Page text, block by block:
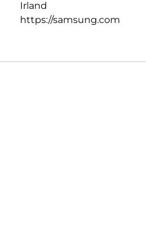
Irland
https://samsung.com